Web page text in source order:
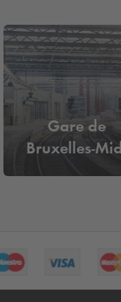
Gare de
Bruxelles-